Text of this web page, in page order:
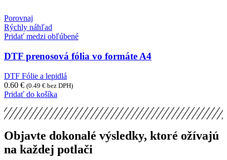
Porovnaj
Rýchly náhľad
Pridať medzi obľúbené
DTF prenosová fólia vo formáte A4
DTF Fólie a lepidlá
0.60 € (0.49 € bez DPH)
Pridať do košíka
Objavte dokonalé výsledky, ktoré ožívajú
na každej potlači